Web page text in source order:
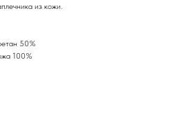
из кожи.
50%
100%